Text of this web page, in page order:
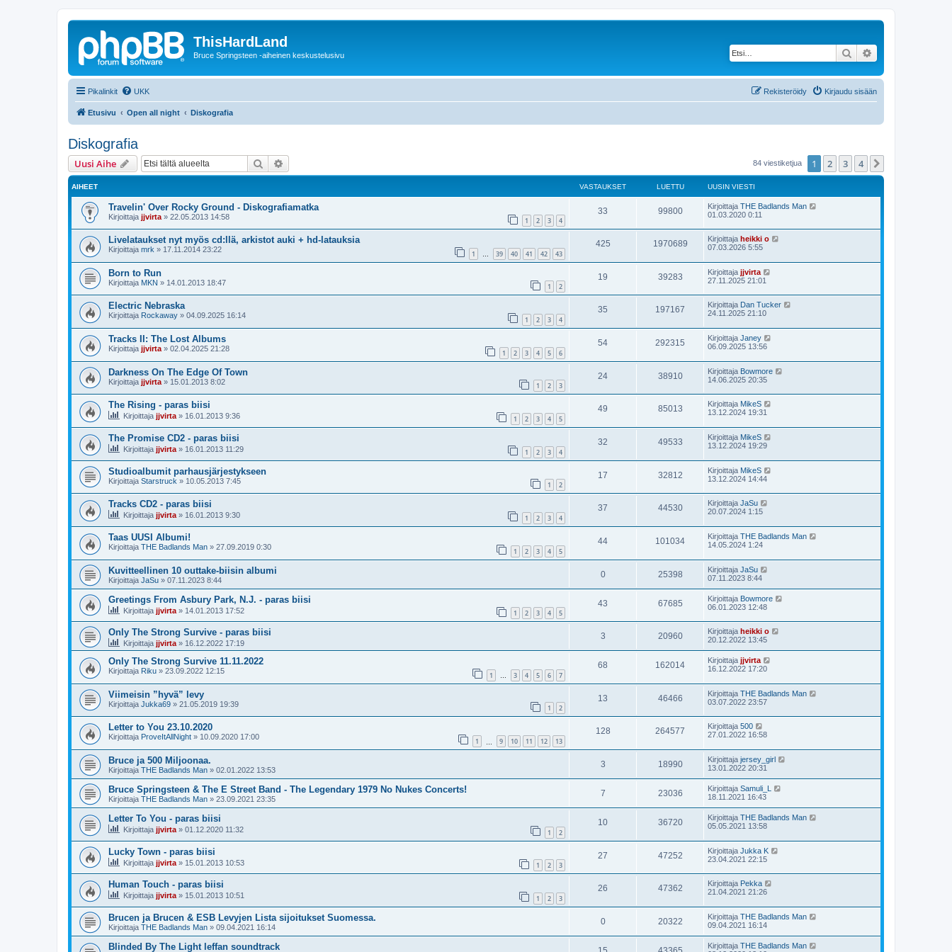
ThisHardLand
Bruce Springsteen -aiheinen keskustelusivu Etsi
Pikalinkit UKK Kirjaudu sisään
Rekisteröidy
Etusivu Open all night Diskografia
Diskografia
Uusi Aihe Etsi 84 viestiketjua 1 2 3 4
AIHEET VASTAUKSET LUETTU UUSIN VIESTI
Travelin' Over Rocky Ground - Diskografiamatka
Kirjoittaja jjvirta » 22.05.2013 14:58 1 2 3 4
33 99800 Kirjoittaja THE Badlands Man
01.03.2020 0:11
Livelataukset nyt myös cd:llä, arkistot auki + hd-latauksia
Kirjoittaja mrk » 17.11.2014 23:22 1 … 39 40 41 42 43
425 1970689 Kirjoittaja heikki o
07.03.2026 5:55
Born to Run
Kirjoittaja MKN » 14.01.2013 18:47 1 2
19 39283 Kirjoittaja jjvirta
27.11.2025 21:01
Electric Nebraska
Kirjoittaja Rockaway » 04.09.2025 16:14 1 2 3 4
35 197167 Kirjoittaja Dan Tucker
24.11.2025 21:10
Tracks II: The Lost Albums
Kirjoittaja jjvirta » 02.04.2025 21:28 1 2 3 4 5 6
54 292315 Kirjoittaja Janey
06.09.2025 13:56
Darkness On The Edge Of Town
Kirjoittaja jjvirta » 15.01.2013 8:02 1 2 3
24 38910 Kirjoittaja Bowmore
14.06.2025 20:35
The Rising - paras biisi
Kirjoittaja jjvirta » 16.01.2013 9:36 1 2 3 4 5
49 85013 Kirjoittaja MikeS
13.12.2024 19:31
The Promise CD2 - paras biisi
Kirjoittaja jjvirta » 16.01.2013 11:29 1 2 3 4
32 49533 Kirjoittaja MikeS
13.12.2024 19:29
Studioalbumit parhausjärjestykseen
Kirjoittaja Starstruck » 10.05.2013 7:45 1 2
17 32812 Kirjoittaja MikeS
13.12.2024 14:44
Tracks CD2 - paras biisi
Kirjoittaja jjvirta » 16.01.2013 9:30 1 2 3 4
37 44530 Kirjoittaja JaSu
20.07.2024 1:15
Taas UUSI Albumi!
Kirjoittaja THE Badlands Man » 27.09.2019 0:30 1 2 3 4 5
44 101034 Kirjoittaja THE Badlands Man
14.05.2024 1:24
Kuvitteellinen 10 outtake-biisin albumi
Kirjoittaja JaSu » 07.11.2023 8:44
0 25398 Kirjoittaja JaSu
07.11.2023 8:44
Greetings From Asbury Park, N.J. - paras biisi
Kirjoittaja jjvirta » 14.01.2013 17:52 1 2 3 4 5
43 67685 Kirjoittaja Bowmore
06.01.2023 12:48
Only The Strong Survive - paras biisi
Kirjoittaja jjvirta » 16.12.2022 17:19
3 20960 Kirjoittaja heikki o
20.12.2022 13:45
Only The Strong Survive 11.11.2022
Kirjoittaja Riku » 23.09.2022 12:15 1 … 3 4 5 6 7
68 162014 Kirjoittaja jjvirta
16.12.2022 17:20
Viimeisin ”hyvä” levy
Kirjoittaja Jukka69 » 21.05.2019 19:39 1 2
13 46466 Kirjoittaja THE Badlands Man
03.07.2022 23:57
Letter to You 23.10.2020
Kirjoittaja ProveItAllNight » 10.09.2020 17:00 1 9 10 11 12 13
128 264577 Kirjoittaja 500
27.01.2022 16:58
Bruce ja 500 Miljoonaa.
Kirjoittaja THE Badlands Man » 02.01.2022 13:53
3 18990 Kirjoittaja jersey_girl
13.01.2022 20:31
Bruce Springsteen & The E Street Band - The Legendary 1979 No Nukes Concerts!
Kirjoittaja THE Badlands Man » 23.09.2021 23:35
7 23036 Kirjoittaja Samuli_L
18.11.2021 16:43
Letter To You - paras biisi
Kirjoittaja jjvirta » 01.12.2020 11:32 1 2
10 36720 Kirjoittaja THE Badlands Man
05.05.2021 13:58
Lucky Town - paras biisi
Kirjoittaja jjvirta » 15.01.2013 10:53 1 2 3
27 47252 Kirjoittaja Jukka K
23.04.2021 22:15
Human Touch - paras biisi
Kirjoittaja jjvirta » 15.01.2013 10:51 1 2 3
26 47362 Kirjoittaja Pekka
21.04.2021 21:26
Brucen ja Brucen & ESB Levyjen Lista sijoitukset Suomessa.
Kirjoittaja THE Badlands Man » 09.04.2021 16:14
0 20322 Kirjoittaja THE Badlands Man
09.04.2021 16:14
Blinded By The Light leffan soundtrack Kirjoittaja THE Badlands Man